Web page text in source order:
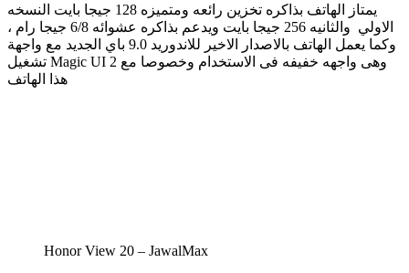
يمتاز الهاتف بذاكره تخزين رائعه ومتميزه 128 جيجا بايت النسخه
الاولي والثانيه 256 جيجا بايت ويدعم بذاكره عشوائه 6/8 جيجا رام ،
وكما يعمل الهاتف بالاصدار الاخير للاندوريد 9.0 باي الجديد مع واجهة
تشغيل Magic UI 2 وهى واجهه خفيفه فى الاستخدام وخصوصا مع
Honor View 20 – JawalMax